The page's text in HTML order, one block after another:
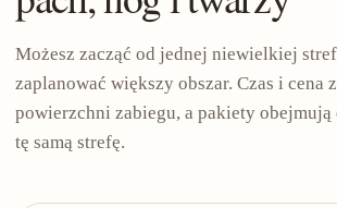
Możesz zacząć od jednej niewielkiej
zaplanować większy obszar. Czas i cena
powierzchni zabiegu, a pakiety
tę samą strefę.